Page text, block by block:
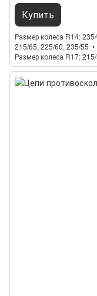
Купить
Размер колеса R14
215/65, 225/60, 235/55
Размер колеса R17